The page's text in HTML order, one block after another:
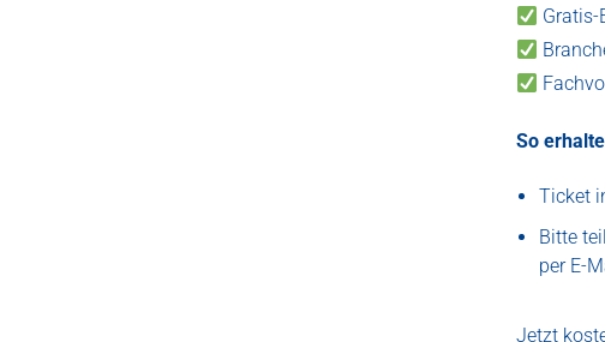
Gratis-
So
Ticket
Bitte
per E-
Jetzt